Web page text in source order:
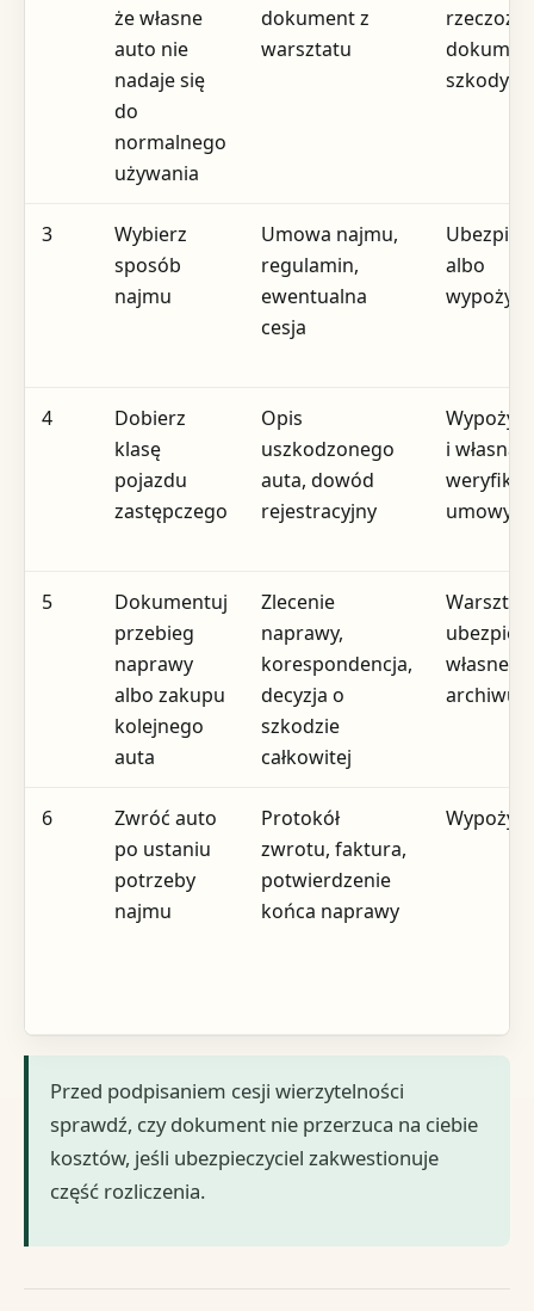
że własne
auto nie
nadaje się
do
normalnego
używania
dokument z
warsztatu
szkody
3
Wybierz
sposób
najmu
Umowa najmu,
regulamin,
ewentualna
cesja
albo
4
Dobierz
klasę
pojazdu
zastępczego
Opis
uszkodzonego
auta, dowód
rejestracyjny
i własna
umowy
5
Dokumentuj
przebieg
naprawy
albo zakupu
kolejnego
auta
Zlecenie
naprawy,
korespondencja,
decyzja o
szkodzie
całkowitej
Warsztat,
własne
6
Zwróć auto
po ustaniu
potrzeby
najmu
Protokół
zwrotu, faktura,
potwierdzenie
końca naprawy
Przed podpisaniem cesji wierzytelności
sprawdź, czy dokument nie przerzuca na ciebie
kosztów, jeśli ubezpieczyciel zakwestionuje
część rozliczenia.